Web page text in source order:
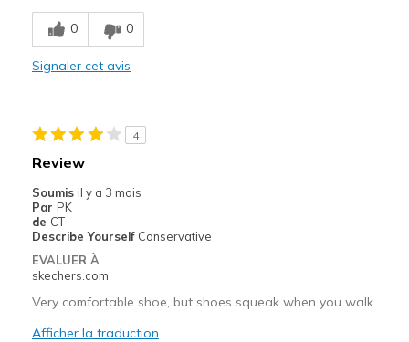
Breathe Well
Comfortable
Casual Wear
Width
Sizing
Feels true to size
View On Shoes
0 0
Signaler cet avis
4
Review
Soumis il y a 3 mois
Par PK
de CT
Describe Yourself Conservative
EVALUER À
skechers.com
Very comfortable shoe, but shoes squeak when you walk
Afficher la traduction